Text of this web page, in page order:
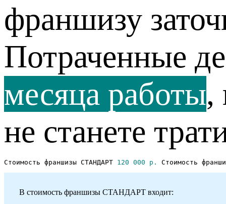
франшизу
Потраченные
месяца работы,
не станете
Стоимость франшизы СТАНДАРТ 120 000 р. Стоимость
В стоимость франшизы СТАНДАРТ входит: